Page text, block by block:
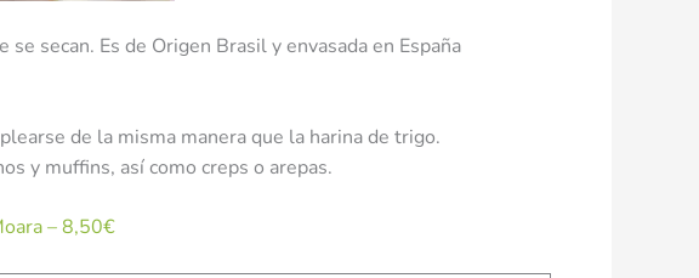
secan. Es de Origen Brasil y envasada en España
de la misma manera que la harina de trigo.
y muffins, así como creps o arepas.
– 8,50€